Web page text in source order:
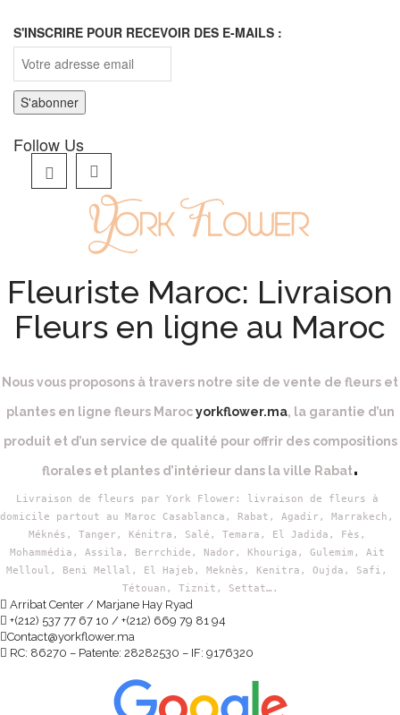
S'INSCRIRE POUR RECEVOIR DES E-MAILS :
Follow Us
Fleuriste Maroc: Livraison
Fleurs en ligne au Maroc
Nous vous proposons à travers notre site de vente de fleurs et
plantes en ligne fleurs Marocyorkflower.ma, la garantie d’un
produit et d’un service de qualité pour offrir des compositions
florales et plantes d’intérieur dans la ville Rabat.
Livraison de fleurs par York Flower: livraison de fleurs à
domicile partout au Maroc Casablanca, Rabat, Agadir, Marrakech,
Méknés, Tanger, Kénitra, Salé, Temara, El Jadida, Fès,
Mohammédia, Assila, Berrchide, Nador, Khouriga, Gulemim, Ait
Melloul, Beni Mellal, El Hajeb, Meknès, Kenitra, Oujda, Safi,
Tétouan, Tiznit, Settat….
Arribat Center / Marjane Hay Ryad
+(212) 537 77 67 10 / +(212) 669 79 81 94
Contact@yorkflower.ma
RC: 86270 – Patente: 28282530 – IF: 9176320